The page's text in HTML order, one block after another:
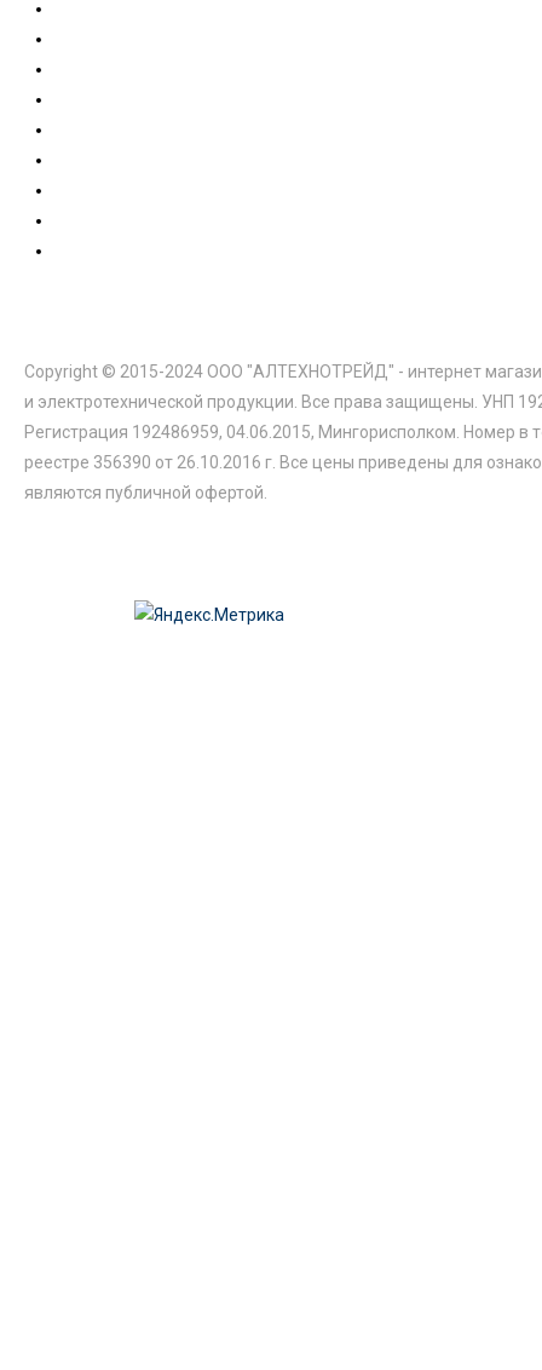
Copyright © 2015-2024 ООО "АЛТЕХНОТРЕЙД" - интернет
и электротехнической продукции. Все права защищены. УНП
Регистрация 192486959, 04.06.2015, Мингорисполком. Номер в
реестре 356390 от 26.10.2016 г. Все цены приведены для
являются публичной офертой.